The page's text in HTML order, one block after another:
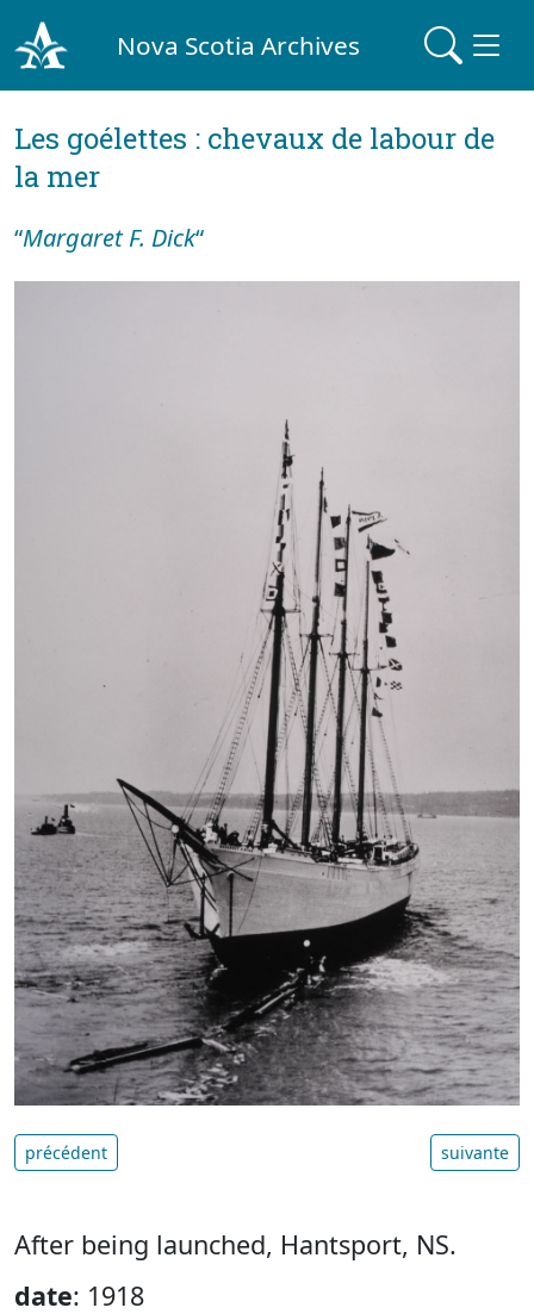
Nova Scotia Archives
Les goélettes : chevaux de labour de
la mer
“Margaret F. Dick“
précédent suivante
After being launched, Hantsport, NS.
date: 1918